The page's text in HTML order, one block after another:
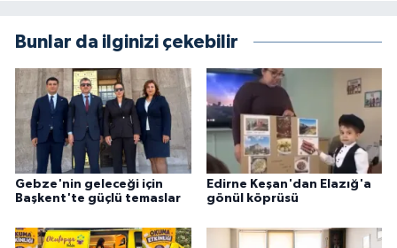
Bunlar da ilginizi çekebilir
Gebze'nin geleceği için
Başkent'te güçlü temaslar
Edirne Keşan'dan Elazığ'a
gönül köprüsü